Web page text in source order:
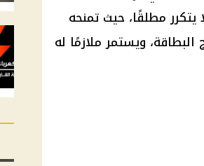
يتكرر مطلقًا، حيث تمنحه
ويستمر ملازمًا له